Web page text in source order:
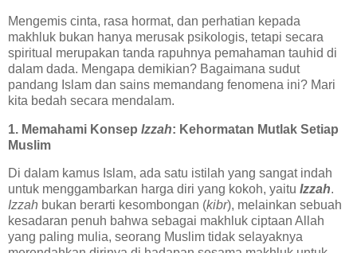
Mengemis cinta, rasa hormat, dan perhatian kepada
makhluk bukan hanya merusak psikologis, tetapi secara
spiritual merupakan tanda rapuhnya pemahaman tauhid di
dalam dada. Mengapa demikian? Bagaimana sudut
pandang Islam dan sains memandang fenomena ini? Mari
kita bedah secara mendalam.
1. Memahami Konsep Izzah: Kehormatan Mutlak Setiap
Muslim
Di dalam kamus Islam, ada satu istilah yang sangat indah
untuk menggambarkan harga diri yang kokoh, yaitu Izzah.
Izzah bukan berarti kesombongan (kibr), melainkan sebuah
kesadaran penuh bahwa sebagai makhluk ciptaan Allah
yang paling mulia, seorang Muslim tidak selayaknya